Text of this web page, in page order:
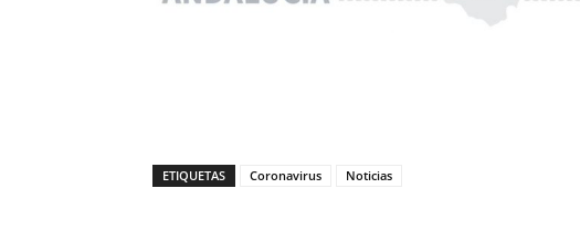
ETIQUETAS Coronavirus Noticias